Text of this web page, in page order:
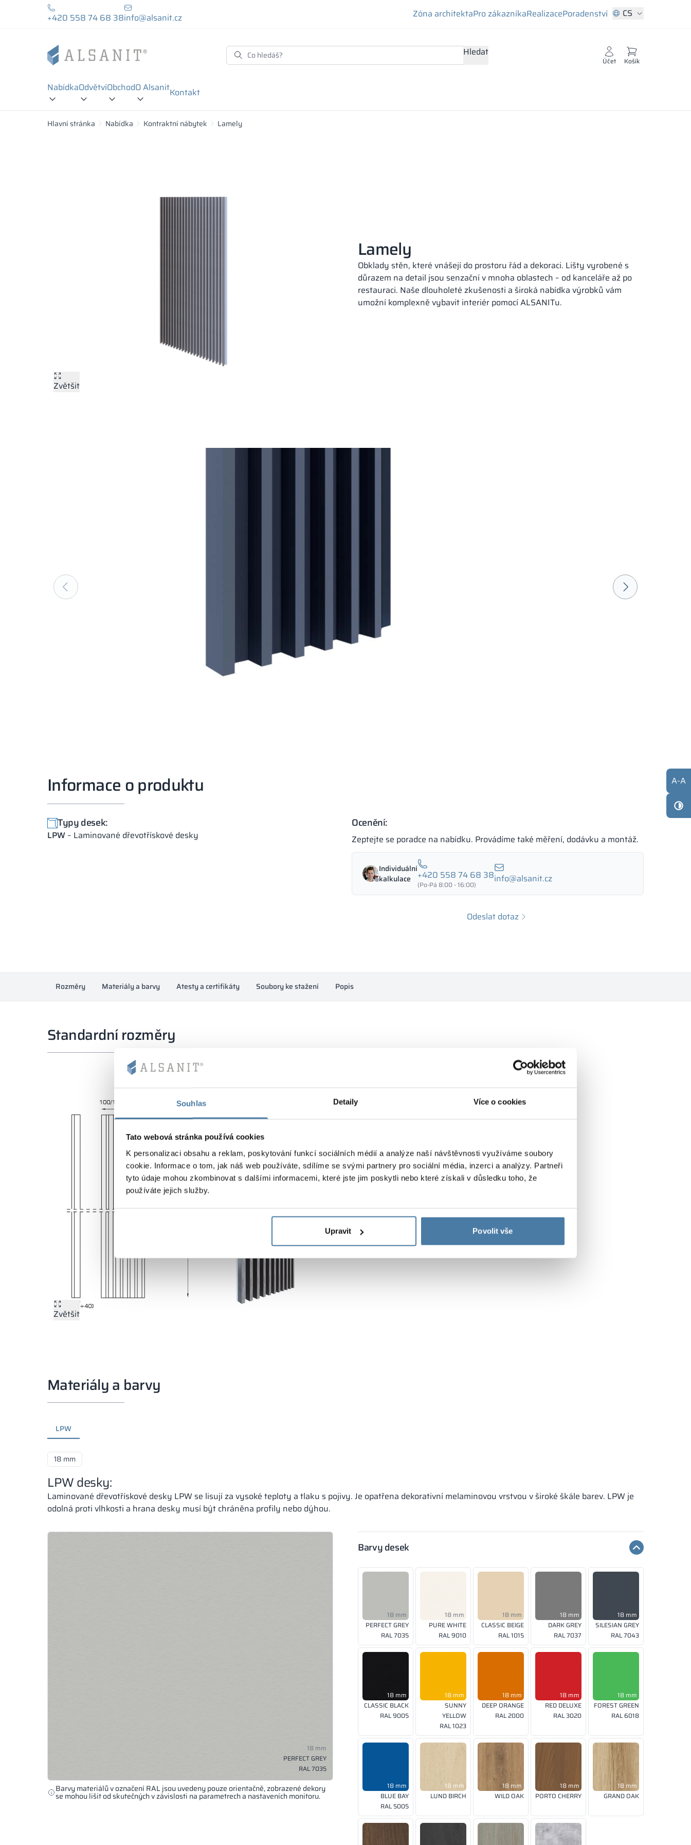
Souhlas Detaily Více o cookies
Tato webová stránka používá cookies
K personalizaci obsahu a reklam, poskytování funkcí sociálních médií a analýze naší návštěvnosti využíváme soubory
cookie. Informace o tom, jak náš web používáte, sdílíme se svými partnery pro sociální média, inzerci a analýzy. Partneři
tyto údaje mohou zkombinovat s dalšími informacemi, které jste jim poskytli nebo které získali v důsledku toho, že
používáte jejich služby.
Upravit Povolit vše
+420 558 74 68 38info@alsanit.cz Zóna architektaPro zákazníkaRealizacePoradenství CS
Hledat
Účet Košík
NabídkaOdvětvíObchodO AlsanitKontakt
Hlavní stránka Nabídka Kontraktní nábytek Lamely
Zvětšit
Lamely
Obklady stěn, které vnášejí do prostoru řád a dekoraci. Lišty vyrobené s
důrazem na detail jsou senzační v mnoha oblastech – od kanceláře až po
restauraci. Naše dlouholeté zkušenosti a široká nabídka výrobků vám
umožní komplexně vybavit interiér pomocí ALSANITu.
Informace o produktu
Typy desek:
LPW – Laminované dřevotřískové desky
Ocenění:
Zeptejte se poradce na nabídku. Provádíme také měření, dodávku a montáž.
Individuální
kalkulace
+420 558 74 68 38
(Po-Pá 8:00 - 16:00) info@alsanit.cz
Odeslat dotaz
Rozměry Materiály a barvy Atesty a certifikáty Soubory ke stažení Popis
Standardní rozměry
Zvětšit
Lamely
100 mm
150 mm
300 mm
Hloubka:58 mm
Materiály a barvy
LPW
18 mm
LPW desky:
Laminované dřevotřískové desky LPW se lisují za vysoké teploty a tlaku s pojivy. Je opatřena dekorativní melaminovou vrstvou v široké škále barev. LPW je
odolná proti vlhkosti a hrana desky musí být chráněna profily nebo dýhou.
18 mm
PERFECT GREY
RAL 7035
Barvy materiálů v označení RAL jsou uvedeny pouze orientačně, zobrazené dekory
se mohou lišit od skutečných v závislosti na parametrech a nastaveních monitoru.
Barvy desek
18 mm
PERFECT GREY
RAL 7035
18 mm
PURE WHITE
RAL 9010
18 mm
CLASSIC BEIGE
RAL 1015
18 mm
DARK GREY
RAL 7037
18 mm
SILESIAN GREY
RAL 7043
18 mm
CLASSIC BLACK
RAL 9005
18 mm
SUNNY
YELLOW
RAL 1023
18 mm
DEEP ORANGE
RAL 2000
18 mm
RED DELUXE
RAL 3020
18 mm
FOREST GREEN
RAL 6018
18 mm
BLUE BAY
RAL 5005
18 mm
LUND BIRCH
18 mm
WILD OAK
18 mm
PORTO CHERRY
18 mm
GRAND OAK
A-A